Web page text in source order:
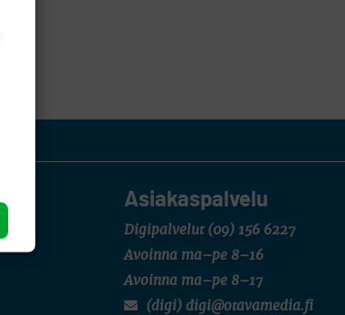
Asiakaspalvelu
Digipalvelut (09) 156 6227
Avoinna ma–pe 8–16
Avoinna ma–pe 8–17
(digi) digi@otavamedia.fi